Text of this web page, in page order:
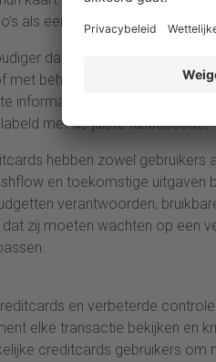
als een pas kwijt of gestolen is.
dan ooit geworden.
behulp van software. AI-
informatie in de juiste
met de juiste functiecode.
hebben zowel
en toekomstige uitgaven
verantwoorden,
zij moeten wachten op een
en verbeterde
elke transactie bekijken en
creditcards gebruikers